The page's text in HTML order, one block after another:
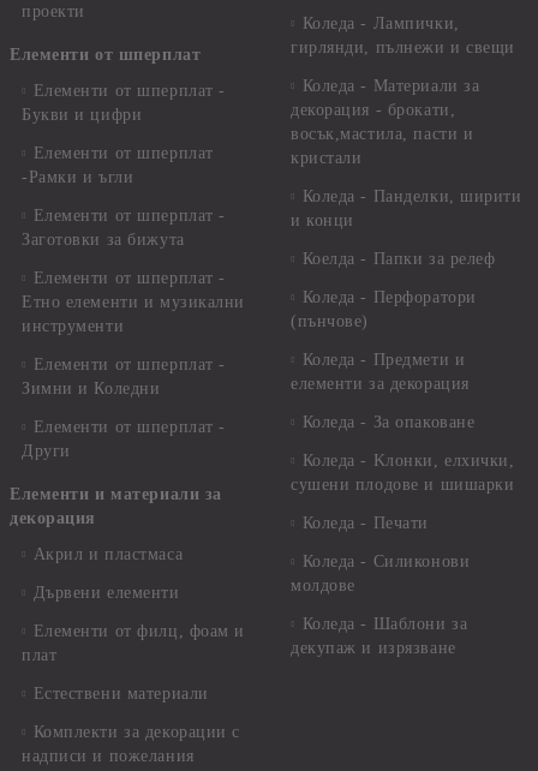
проекти
Елементи от шперплат
Елементи от шперплат -
Букви и цифри
Елементи от шперплат
-Рамки и ъгли
Елементи от шперплат -
Заготовки за бижута
Елементи от шперплат -
Етно елементи и музикални
инструменти
Елементи от шперплат -
Зимни и Коледни
Елементи от шперплат -
Други
Елементи и материали за
декорация
Акрил и пластмаса
Дървени елементи
Елементи от филц, фоам и
плат
Естествени материали
Комплекти за декорации с
надписи и пожелания
Коледа - Лампички,
гирлянди, пълнежи и свещи
Коледа - Материали за
декорация - брокати,
восък,мастила, пасти и
кристали
Коледа - Панделки, ширити
и конци
Коелда - Папки за релеф
Коледа - Перфоратори
(пънчове)
Коледа - Предмети и
елементи за декорация
Коледа - За опаковане
Коледа - Kлонки, елхички,
сушени плодове и шишарки
Коледа - Печати
Коледа - Силиконови
молдове
Коледа - Шаблони за
декупаж и изрязване